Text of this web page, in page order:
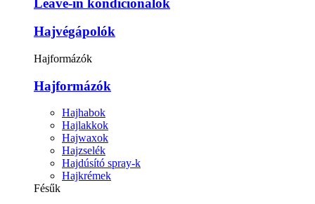
Hajvégápolók
Hajformázók
Hajformázók
Hajhabok
Hajlakkok
Hajwaxok
Hajzselék
Hajdúsító spray-k
Hajkrémek
Fésűk